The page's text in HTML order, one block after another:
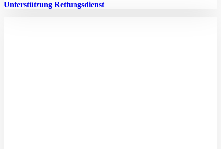
Unterstützung Rettungsdienst